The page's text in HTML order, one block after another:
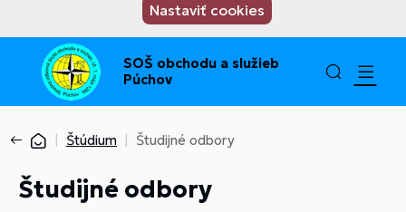
Nastaviť cookies
SOŠ obchodu a služieb
Púchov
Štúdium Študijné odbory
Študijné odbory